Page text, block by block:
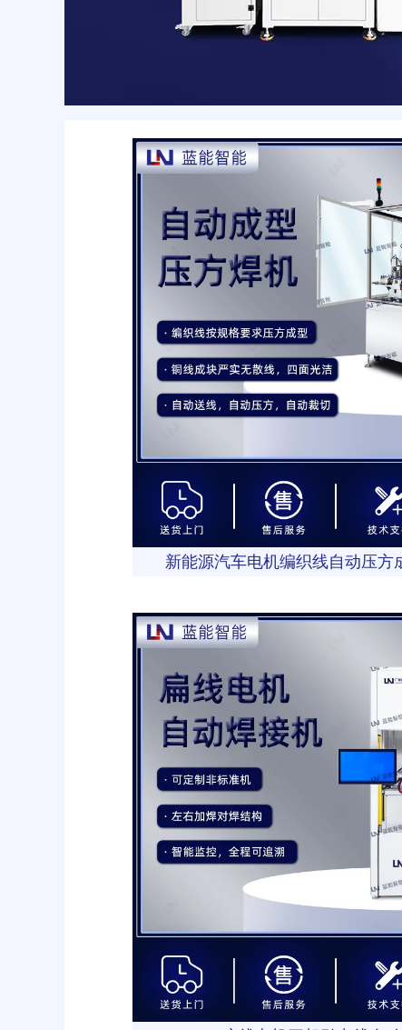
新能源汽车电机编织线自动压方